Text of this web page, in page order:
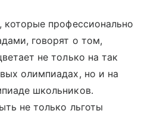
профессионально
говорят о том,
не только на так
олимпиадах, но и на
школьников.
не только льготы